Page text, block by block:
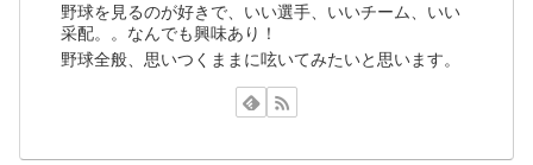
野球を見るのが好きで、いい選手、いいチーム、いい
采配。。なんでも興味あり！
野球全般、思いつくままに呟いてみたいと思います。